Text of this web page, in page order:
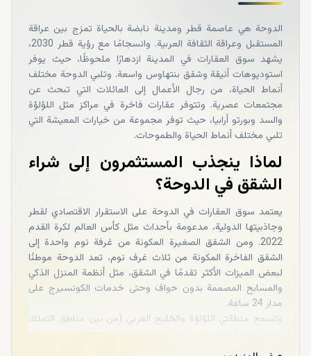
الدوحة هي عاصمة قطر ومدينة نابضة بالحياة تمزج بين عراقة
المستقبل وعراقة الثقافة العربية. وانسجامًا مع رؤية قطر 2030،
يشهد سوق العقارات في المدينة ازدهارًا ملحوظًا، حيث يوفر
استوديوهات أنيقة وشقق بنتهاوس واسعة. وتلبي الدوحة مختلف
أنماط الحياة، من رجال الأعمال إلى العائلات التي تبحث عن
مجتمعات عصرية. وتتوفر عقارات فاخرة في مراكز مثل اللؤلؤة
والسد وبورتو أرابيا، حيث توفر مجموعة من خيارات المعيشة التي
تلبي مختلف أنماط الحياة والطموحات.
لماذا ينجذب المستثمرون إلى شراء
الشقق في الدوحة؟
يعتمد سوق العقارات في الدوحة على الاستقرار الاقتصادي لقطر
وجاذبيتها الدولية، مدعومة بأحداث مثل كأس العالم لكرة القدم
2022. ومن الشقق الصغيرة المكونة من غرفة نوم واحدة إلى
الشقق الفاخرة المكونة من ثلاث غرف نوم، تعد الدوحة موطنًا
لبعض الميزات الأكثر تقدمًا في الشقق، مثل أنظمة المنزل الذكي
والمسابح المصممة بدون حواف وحتى خدمات الكونسيرج على
مدار 24 ساعة.
وتسمح منطقتي اللؤلؤة والخليج الغربي (من بين مناطق التملك